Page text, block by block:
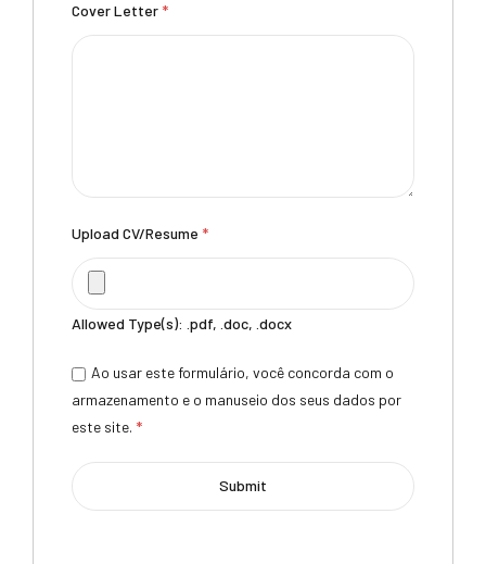
Cover Letter *
Upload CV/Resume *
Allowed Type(s): .pdf, .doc, .docx
Ao usar este formulário, você concorda com o
armazenamento e o manuseio dos seus dados por
este site. *